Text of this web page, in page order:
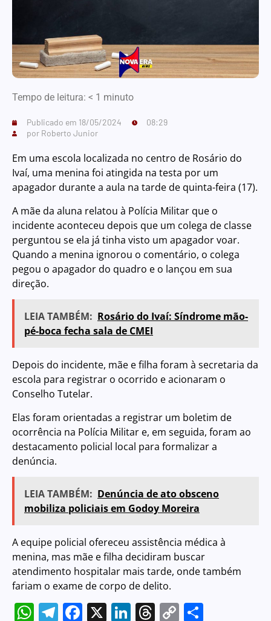
Tempo de leitura: < 1 minuto
Publicado em 18/05/2024
08:29
por Roberto Junior
Em uma escola localizada no centro de Rosário do
Ivaí, uma menina foi atingida na testa por um
apagador durante a aula na tarde de quinta-feira (17).
A mãe da aluna relatou à Polícia Militar que o
incidente aconteceu depois que um colega de classe
perguntou se ela já tinha visto um apagador voar.
Quando a menina ignorou o comentário, o colega
pegou o apagador do quadro e o lançou em sua
direção.
LEIA TAMBÉM: Rosário do Ivaí: Síndrome mão-
pé-boca fecha sala de CMEI
Depois do incidente, mãe e filha foram à secretaria da
escola para registrar o ocorrido e acionaram o
Conselho Tutelar.
Elas foram orientadas a registrar um boletim de
ocorrência na Polícia Militar e, em seguida, foram ao
destacamento policial local para formalizar a
denúncia.
LEIA TAMBÉM: Denúncia de ato obsceno
mobiliza policiais em Godoy Moreira
A equipe policial ofereceu assistência médica à
menina, mas mãe e filha decidiram buscar
atendimento hospitalar mais tarde, onde também
fariam o exame de corpo de delito.
WhatsApp
Telegram
Facebook
X LinkedIn
Threads
Copy